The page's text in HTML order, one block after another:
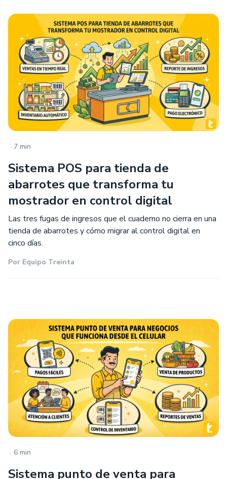
. 7 min
Sistema POS para tienda de
abarrotes que transforma tu
mostrador en control digital
Las tres fugas de ingresos que el cuaderno no cierra en una
tienda de abarrotes y cómo migrar al control digital en
cinco días.
Por Equipo Treinta
. 6 min
Sistema punto de venta para